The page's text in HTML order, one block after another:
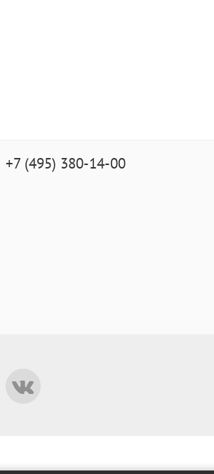
+7 (495) 380-14-00